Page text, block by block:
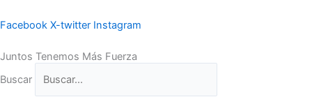
al
Facebook X-twitter Instagram
Juntos Tenemos Más Fuerza
Buscar